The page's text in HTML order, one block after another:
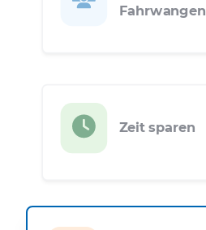
Fahrwangen
Zeit sparen